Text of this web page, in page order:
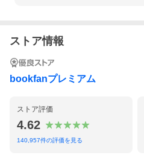
ストア情報
bookfanプレミアム
ストア評価
4.62
140,957件の評価を見る